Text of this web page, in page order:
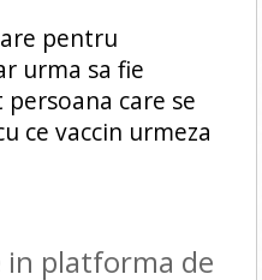
pentru
urma sa fie
care se
ce vaccin urmeza
in platforma de